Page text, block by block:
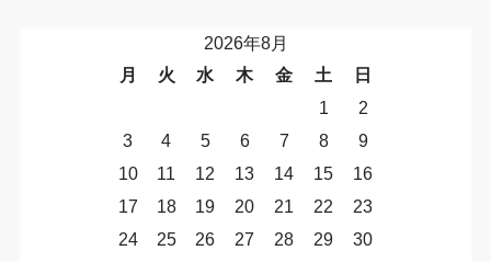
2026年8月
月
火 水 木 金 土 日
1
2
3
4 5 6 7 8
9
10
11 12 13 14 15
16
17
18 19 20 21 22
23
24
25 26 27 28 29
30